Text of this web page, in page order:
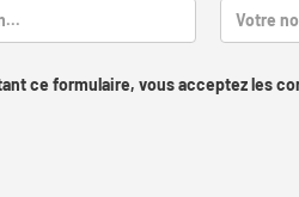
ce formulaire, vous acceptez les